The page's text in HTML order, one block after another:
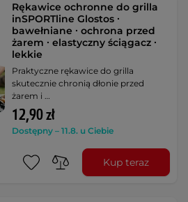
Rękawice ochronne do grilla
inSPORTline Glostos ∙
bawełniane ∙ ochrona przed
żarem ∙ elastyczny ściągacz ∙
lekkie
Praktyczne rękawice do grilla
skutecznie chronią dłonie przed
żarem i …
12,90 zł
Dostępny – 11.8. u Ciebie
Kup teraz